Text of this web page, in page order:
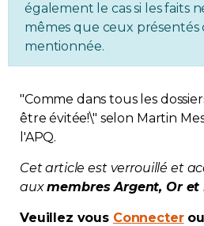
Rabais APQ
Médias
FAQ
également le cas si les faits
mêmes que ceux présentés
mentionnée.
"Comme dans tous les
être évitée!\" selon Martin
l'APQ.
Cet article est verrouillé et
auxmembres Argent, Or et
Veuillez vous Connecter